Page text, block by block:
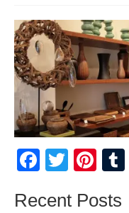
Client
Shopping
Contact
Blog
Recent Posts